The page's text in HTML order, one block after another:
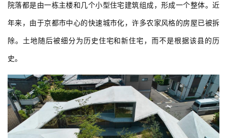
院落都是由一栋主楼和几个小型住宅建筑组成，形成一个整体。近
年来，由于京都市中心的快速城市化，许多农家风格的房屋已被拆
除。土地随后被细分为历史住宅和新住宅，而不是根据该县的历
史。